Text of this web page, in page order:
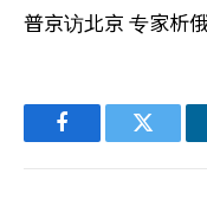
普京访北京 专家析
FacebookTwitter